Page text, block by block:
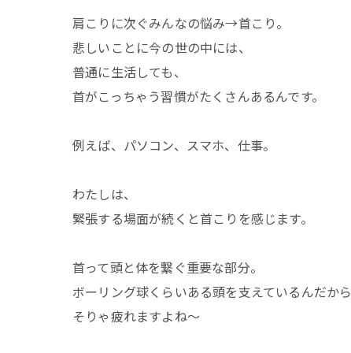
肩こりに次ぐみんなの悩み→首こり。
悲しいことに今の世の中には、
普通に生活しても、
首がこっちゃう習慣がたくさんあるんです。
例えば、パソコン、スマホ、仕事。
わたしは、
緊張する場面が続くと首こりを感じます。
首って頭と体を繋ぐ重要な部分。
ボーリング球くらいある頭を支えているんだから
そりゃ疲れますよね〜